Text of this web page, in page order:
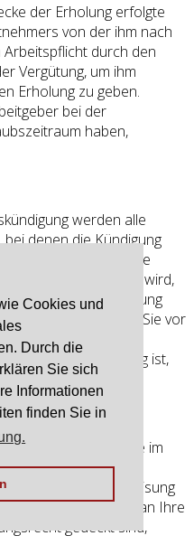
Cookies und
Durch die
Sie sich
Informationen
finden Sie in
der Erholung erfolgte
von der ihm nach
durch den
Vergütung, um ihm
Erholung zu geben.
bei der
haben,
werden alle
denen die Kündigung
schuldhafte
allein darauf gestützt wird,
die Vertragsverletzung
ist zu beachten, dass Sie vor
den Mitarbeiter
der Kündigung ist,
des Arbeitgebers, die im
umschriebene
einseitig durch Weisung
Ihrer Anweisungen an Ihre
gedeckt sind,